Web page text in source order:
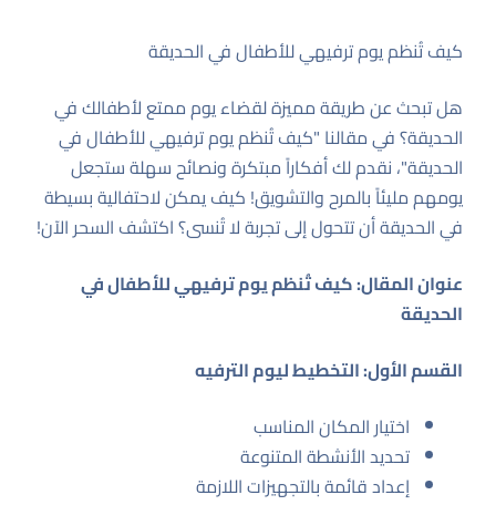
كيف تُنظم يوم ترفيهي للأطفال في الحديقة
هل تبحث عن طريقة مميزة لقضاء يوم ممتع لأطفالك في
الحديقة؟ في مقالنا "كيف تُنظم يوم ترفيهي للأطفال في
الحديقة"، نقدم لك أفكاراً مبتكرة ونصائح سهلة ستجعل
يومهم مليئاً بالمرح والتشويق! كيف يمكن لاحتفالية بسيطة
في الحديقة أن تتحول إلى تجربة لا تُنسى؟ اكتشف السحر الآن!
عنوان المقال: كيف تُنظم يوم ترفيهي للأطفال في
الحديقة
القسم الأول: التخطيط ليوم الترفيه
اختيار المكان المناسب
تحديد الأنشطة المتنوعة
إعداد قائمة بالتجهيزات اللازمة